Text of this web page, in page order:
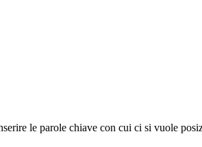
le parole chiave con cui ci si vuole